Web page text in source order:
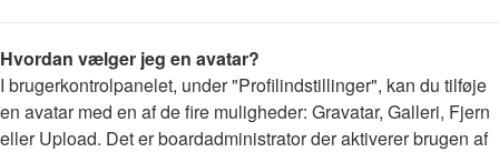
Hvordan vælger jeg en avatar?
I brugerkontrolpanelet, under "Profilindstillinger", kan du tilføje
en avatar med en af de fire muligheder: Gravatar, Galleri, Fjern
eller Upload. Det er boardadministrator der aktiverer brugen af